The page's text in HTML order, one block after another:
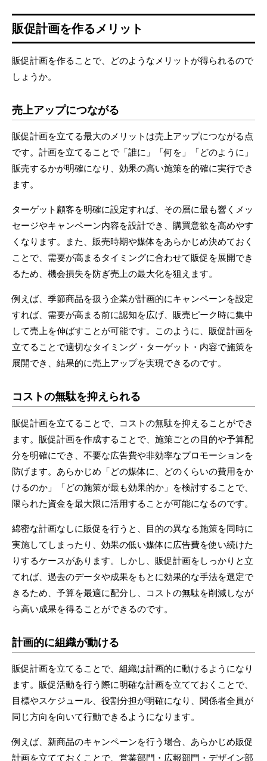
販促計画を作るメリット
販促計画を作ることで、どのようなメリットが得られるので
しょうか。
売上アップにつながる
販促計画を立てる最大のメリットは売上アップにつながる点
です。計画を立てることで「誰に」「何を」「どのように」
販売するかが明確になり、効果の高い施策を的確に実行でき
ます。
ターゲット顧客を明確に設定すれば、その層に最も響くメッ
セージやキャンペーン内容を設計でき、購買意欲を高めやす
くなります。また、販売時期や媒体をあらかじめ決めておく
ことで、需要が高まるタイミングに合わせて販促を展開でき
るため、機会損失を防ぎ売上の最大化を狙えます。
例えば、季節商品を扱う企業が計画的にキャンペーンを設定
すれば、需要が高まる前に認知を広げ、販売ピーク時に集中
して売上を伸ばすことが可能です。このように、販促計画を
立てることで適切なタイミング・ターゲット・内容で施策を
展開でき、結果的に売上アップを実現できるのです。
コストの無駄を抑えられる
販促計画を立てることで、コストの無駄を抑えることができ
ます。販促計画を作成することで、施策ごとの目的や予算配
分を明確にでき、不要な広告費や非効率なプロモーションを
防げます。あらかじめ「どの媒体に、どのくらいの費用をか
けるのか」「どの施策が最も効果的か」を検討することで、
限られた資金を最大限に活用することが可能になるのです。
綿密な計画なしに販促を行うと、目的の異なる施策を同時に
実施してしまったり、効果の低い媒体に広告費を使い続けた
りするケースがあります。しかし、販促計画をしっかりと立
てれば、過去のデータや成果をもとに効果的な手法を選定で
きるため、予算を最適に配分し、コストの無駄を削減しなが
ら高い成果を得ることができるのです。
計画的に組織が動ける
販促計画を立てることで、組織は計画的に動けるようになり
ます。販促活動を行う際に明確な計画を立てておくことで、
目標やスケジュール、役割分担が明確になり、関係者全員が
同じ方向を向いて行動できるようになります。
例えば、新商品のキャンペーンを行う場合、あらかじめ販促
計画を立てておくことで、営業部門・広報部門・デザイン部